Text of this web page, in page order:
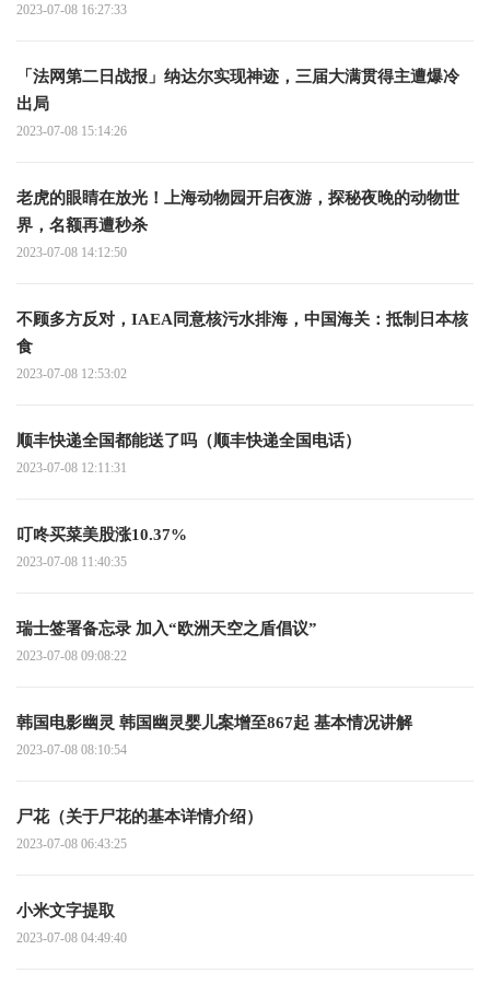
2023-07-08 16:27:33
「法网第二日战报」纳达尔实现神迹，三届大满贯得主遭爆冷
出局
2023-07-08 15:14:26
老虎的眼睛在放光！上海动物园开启夜游，探秘夜晚的动物世
界，名额再遭秒杀
2023-07-08 14:12:50
不顾多方反对，IAEA同意核污水排海，中国海关：抵制日本核
食
2023-07-08 12:53:02
顺丰快递全国都能送了吗（顺丰快递全国电话）
2023-07-08 12:11:31
叮咚买菜美股涨10.37%
2023-07-08 11:40:35
瑞士签署备忘录 加入“欧洲天空之盾倡议”
2023-07-08 09:08:22
韩国电影幽灵 韩国幽灵婴儿案增至867起 基本情况讲解
2023-07-08 08:10:54
尸花（关于尸花的基本详情介绍）
2023-07-08 06:43:25
小米文字提取
2023-07-08 04:49:40